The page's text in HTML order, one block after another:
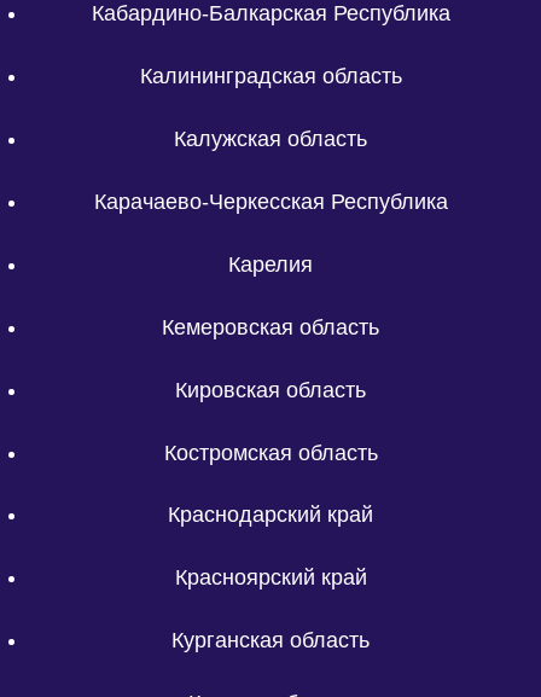
Кабардино-Балкарская Республика
Калининградская область
Калужская область
Карачаево-Черкесская Республика
Карелия
Кемеровская область
Кировская область
Костромская область
Краснодарский край
Красноярский край
Курганская область